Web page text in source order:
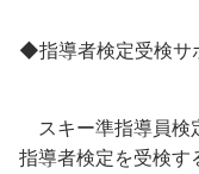
◆指導者検定受検
スキー準指導員検
指導者検定を受検す